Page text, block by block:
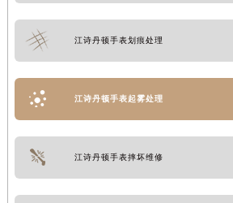
江诗丹顿手表划痕处理
江诗丹顿手表起雾处理
江诗丹顿手表摔坏维修